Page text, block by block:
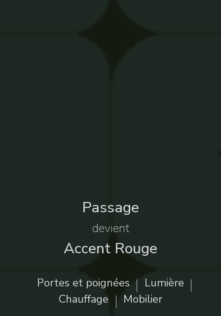
Passage
devient
Accent Rouge
Portes et poignées
Lumière
Chauffage
Mobilier